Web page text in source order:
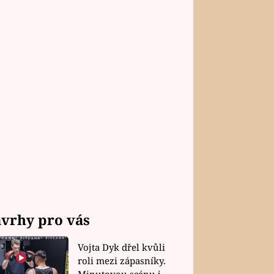
pro vás
Vojta Dyk dřel kvůli
roli mezi zápasníky.